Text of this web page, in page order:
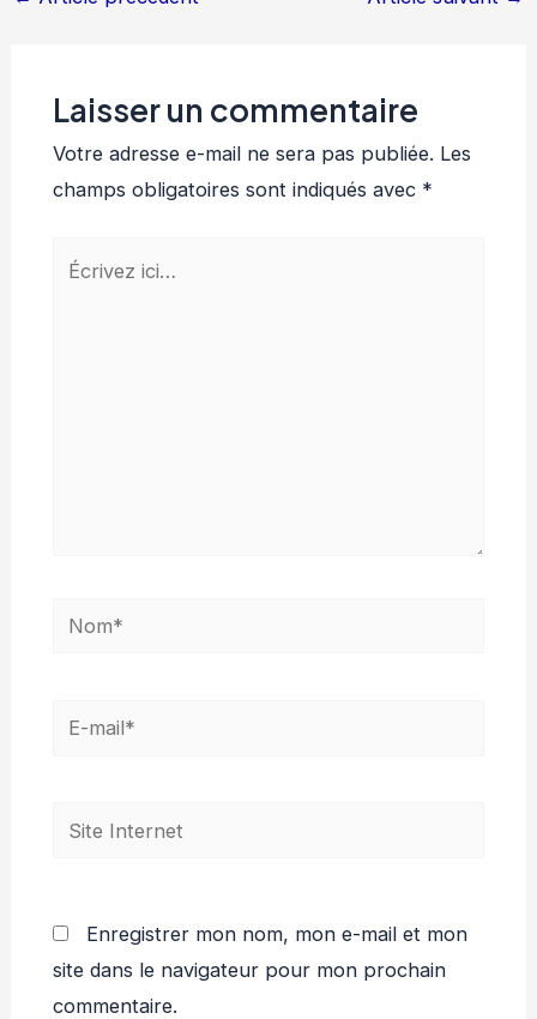
Laisser un commentaire
Votre adresse e-mail ne sera pas publiée. Les
champs obligatoires sont indiqués avec *
Écrivez
Nom*
E-
Site
Enregistrer mon nom, mon e-mail et mon
site dans le navigateur pour mon prochain
commentaire.